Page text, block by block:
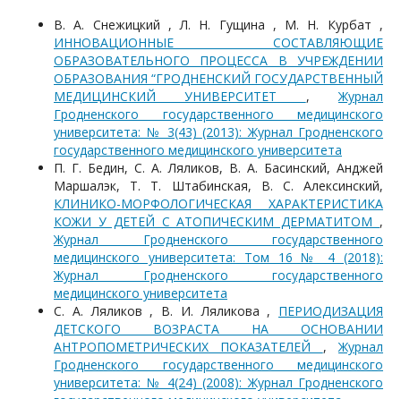
В. А. Снежицкий , Л. Н. Гущина , М. Н. Курбат ,
ИННОВАЦИОННЫЕ СОСТАВЛЯЮЩИЕ
ОБРАЗОВАТЕЛЬНОГО ПРОЦЕССА В УЧРЕЖДЕНИИ
ОБРАЗОВАНИЯ “ГРОДНЕНСКИЙ ГОСУДАРСТВЕННЫЙ
МЕДИЦИНСКИЙ УНИВЕРСИТЕТ ,Журнал
Гродненского государственного медицинского
университета: № 3(43) (2013): Журнал Гродненского
государственного медицинского университета
П. Г. Бедин, С. А. Ляликов, В. А. Басинский, Анджей
Маршалэк, Т. Т. Штабинская, В. С. Алексинский,
КЛИНИКО-МОРФОЛОГИЧЕСКАЯ ХАРАКТЕРИСТИКА
КОЖИ У ДЕТЕЙ С АТОПИЧЕСКИМ ДЕРМАТИТОМ ,
Журнал Гродненского государственного
медицинского университета: Том 16 № 4 (2018):
Журнал Гродненского государственного
медицинского университета
С. А. Ляликов , В. И. Ляликова , ПЕРИОДИЗАЦИЯ
ДЕТСКОГО ВОЗРАСТА НА ОСНОВАНИИ
АНТРОПОМЕТРИЧЕСКИХ ПОКАЗАТЕЛЕЙ ,Журнал
Гродненского государственного медицинского
университета: № 4(24) (2008): Журнал Гродненского